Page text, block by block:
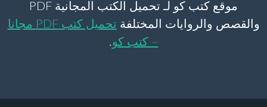
موقع كتب كو لـ تحميل الكتب المجانية PDF
والقصص والروايات المختلفة
تحميل كتب PDF مجانا
– كتب كو.